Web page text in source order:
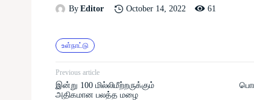
By Editor October 14, 2022 61
உள்நாட்டு
Previous article
இன்று 100 மில்லிமீற்றருக்கும்
அதிகமான பலத்த மழை